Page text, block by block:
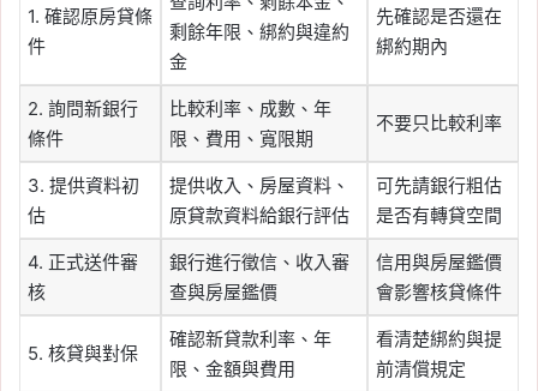
1. 確認原房貸條
件
剩餘年限、綁約與違約
金
先確認是否還在
綁約期內
2. 詢問新銀行
條件
比較利率、成數、年
限、費用、寬限期
不要只比較利率
3. 提供資料初
估
提供收入、房屋資料、
原貸款資料給銀行評估
可先請銀行粗估
是否有轉貸空間
4. 正式送件審
核
銀行進行徵信、收入審
查與房屋鑑價
信用與房屋鑑價
會影響核貸條件
5. 核貸與對保
確認新貸款利率、年
限、金額與費用
看清楚綁約與提
前清償規定